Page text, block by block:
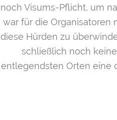
noch Visums-Pflicht, um
war für die Organisatoren
diese Hürden zu
schließlich noch
entlegendsten Orten eine